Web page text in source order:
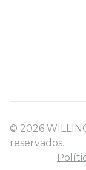
© 2026
reservados.